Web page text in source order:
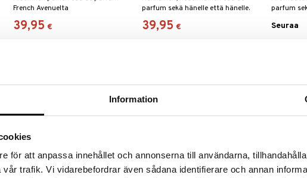
Information
för att anpassa innehållet och annonserna till användarna,
trafik. Vi vidarebefordrar även sådana identifierare och annan
French Avenuelta
39,95 €
parfum sekä hänelle että hänelle.
39,95 €
parfum
Seuraa